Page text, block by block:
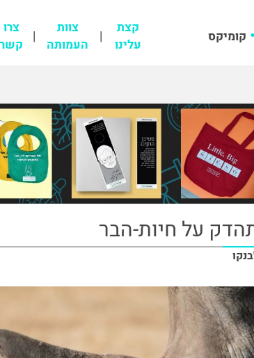
קומיקס
קצת
עלינו
צוות
העמותה
צרו
קשר
על חיות-הבר